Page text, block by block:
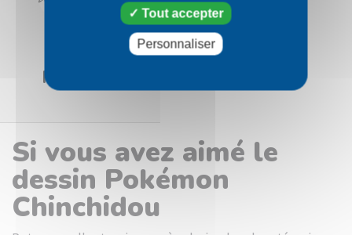
Pashmilla
Si vous avez aimé le
dessin Pokémon
Chinchidou
Tout accepter
Personnaliser